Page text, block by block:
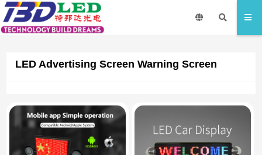
LED Advertising Screen Warning Screen